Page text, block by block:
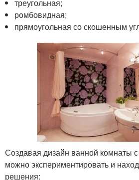
треугольная;
ромбовидная;
прямоугольная со скошенным
Создавая дизайн ванной комнаты
можно экспериментировать и
решения: